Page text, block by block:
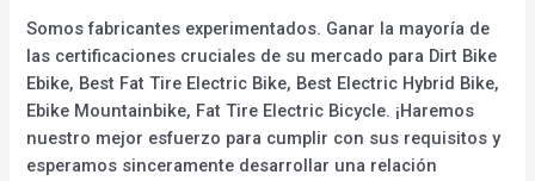
Somos fabricantes experimentados. Ganar la mayoría de
las certificaciones cruciales de su mercado para Dirt Bike
Ebike, Best Fat Tire Electric Bike, Best Electric Hybrid Bike,
Ebike Mountainbike, Fat Tire Electric Bicycle. ¡Haremos
nuestro mejor esfuerzo para cumplir con sus requisitos y
esperamos sinceramente desarrollar una relación